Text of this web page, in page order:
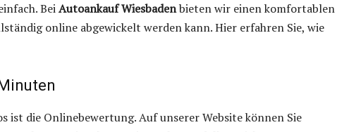
BeiAutoankauf Wiesbadenbieten wir einen komfortablen
online abgewickelt werden kann. Hier erfahren Sie, wie
ist die Onlinebewertung. Auf unserer Website können Sie